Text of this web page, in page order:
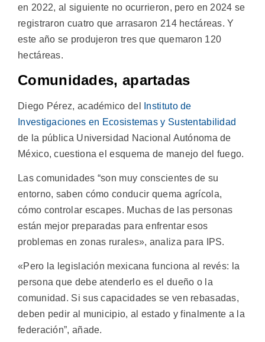
en 2022, al siguiente no ocurrieron, pero en 2024 se
registraron cuatro que arrasaron 214 hectáreas. Y
este año se produjeron tres que quemaron 120
hectáreas.
Comunidades, apartadas
Diego Pérez, académico del
Instituto de
Investigaciones en Ecosistemas y Sustentabilidad
de la pública Universidad Nacional Autónoma de
México, cuestiona el esquema de manejo del fuego.
Las comunidades “son muy conscientes de su
entorno, saben cómo conducir quema agrícola,
cómo controlar escapes. Muchas de las personas
están mejor preparadas para enfrentar esos
problemas en zonas rurales», analiza para IPS.
«Pero la legislación mexicana funciona al revés: la
persona que debe atenderlo es el dueño o la
comunidad. Si sus capacidades se ven rebasadas,
deben pedir al municipio, al estado y finalmente a la
federación”, añade.